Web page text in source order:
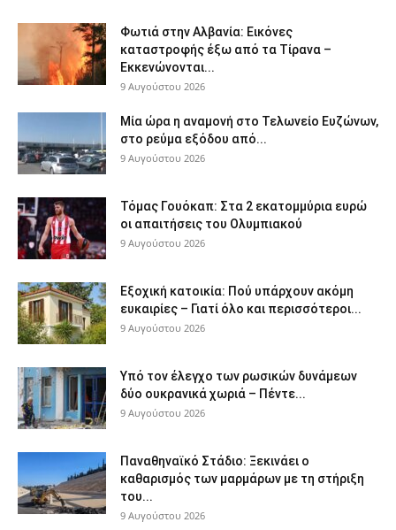
Φωτιά στην Αλβανία: Εικόνες
καταστροφής έξω από τα Τίρανα –
Εκκενώνονται...
9 Αυγούστου 2026
Μία ώρα η αναμονή στο Τελωνείο Ευζώνων,
στο ρεύμα εξόδου από...
9 Αυγούστου 2026
Τόμας Γουόκαπ: Στα 2 εκατομμύρια ευρώ
οι απαιτήσεις του Ολυμπιακού
9 Αυγούστου 2026
Εξοχική κατοικία: Πού υπάρχουν ακόμη
ευκαιρίες – Γιατί όλο και περισσότεροι...
9 Αυγούστου 2026
Υπό τον έλεγχο των ρωσικών δυνάμεων
δύο ουκρανικά χωριά – Πέντε...
9 Αυγούστου 2026
Παναθηναϊκό Στάδιο: Ξεκινάει ο
καθαρισμός των μαρμάρων με τη στήριξη
του...
9 Αυγούστου 2026